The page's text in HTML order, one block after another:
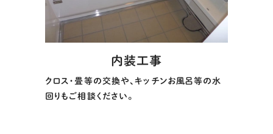
内装工事
クロス・畳等の交換や、キッチンお風呂等の水
回りもご相談ください。